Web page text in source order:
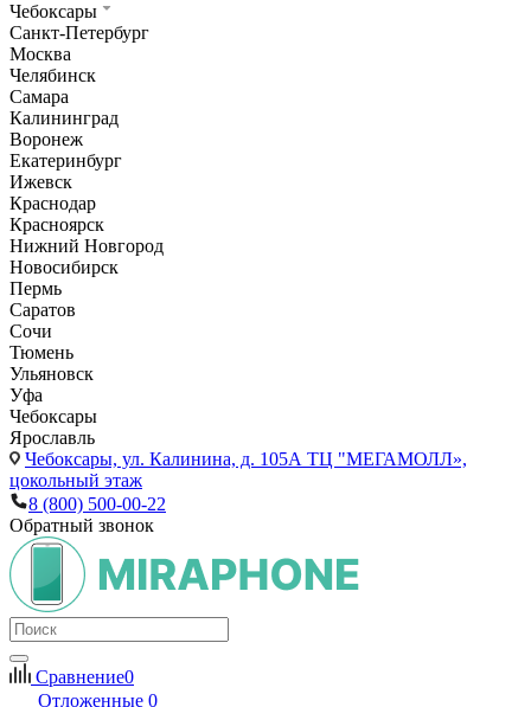
Чебоксары
Санкт-Петербург
Москва
Челябинск
Самара
Калининград
Воронеж
Екатеринбург
Ижевск
Краснодар
Красноярск
Нижний Новгород
Новосибирск
Пермь
Саратов
Сочи
Тюмень
Ульяновск
Уфа
Чебоксары
Ярославль
Чебоксары, ул. Калинина, д. 105А ТЦ "МЕГАМОЛЛ»,
цокольный этаж
8 (800) 500-00-22
Обратный звонок
Сравнение0
Отложенные 0